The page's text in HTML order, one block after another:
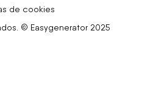
de cookies
© Easygenerator 2025